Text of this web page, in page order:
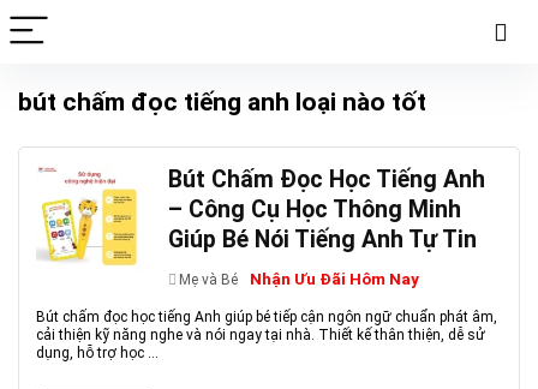
bút chấm đọc tiếng anh loại nào tốt
Bút Chấm Đọc Học Tiếng Anh
– Công Cụ Học Thông Minh
Giúp Bé Nói Tiếng Anh Tự Tin
Mẹ và Bé Nhận Ưu Đãi Hôm Nay
Bút chấm đọc học tiếng Anh giúp bé tiếp cận ngôn ngữ chuẩn phát âm,
cải thiện kỹ năng nghe và nói ngay tại nhà. Thiết kế thân thiện, dễ sử
dụng, hỗ trợ học ...